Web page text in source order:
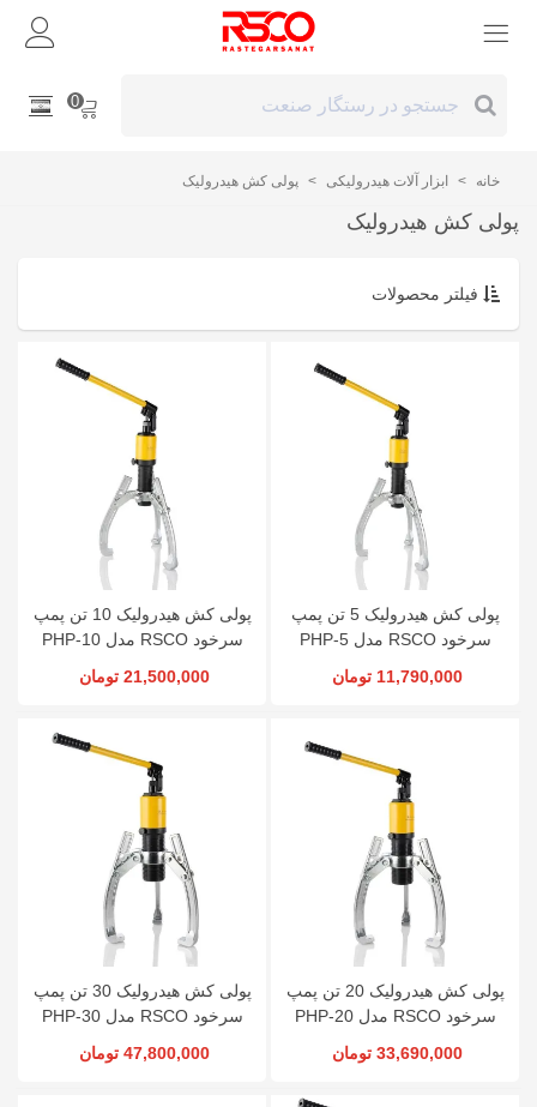
0
خانه > ابزار آلات هیدرولیکی > پولی کش هیدرولیک
پولی کش هیدرولیک
فیلتر محصولات
پولی کش هیدرولیک 5 تن پمپ
سرخود RSCO مدل PHP-5
11,790,000 تومان
پولی کش هیدرولیک 10 تن پمپ
سرخود RSCO مدل PHP-10
21,500,000 تومان
پولی کش هیدرولیک 20 تن پمپ
سرخود RSCO مدل PHP-20
33,690,000 تومان
پولی کش هیدرولیک 30 تن پمپ
سرخود RSCO مدل PHP-30
47,800,000 تومان